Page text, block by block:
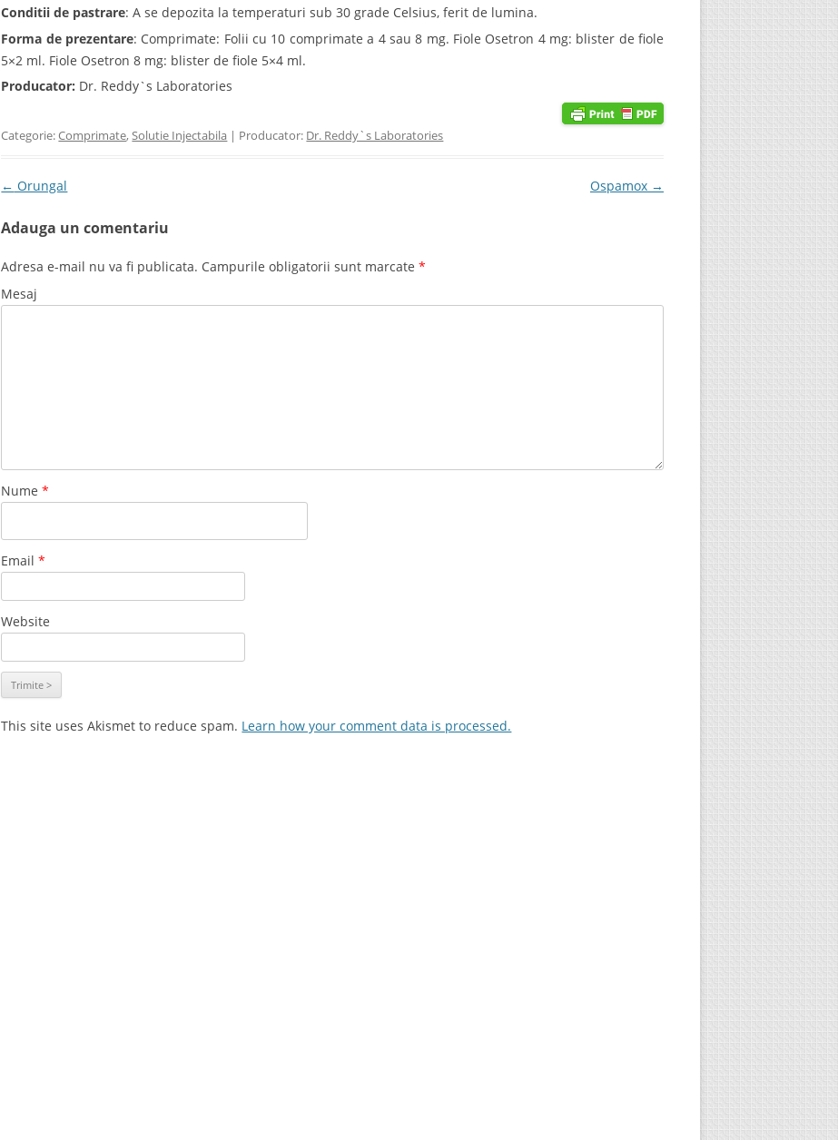
Conditii de pastrare: A se depozita la temperaturi sub 30 grade Celsius, ferit de lumina.
Forma de prezentare: Comprimate: Folii cu 10 comprimate a 4 sau 8 mg. Fiole Osetron 4 mg: blister de fiole
5×2 ml. Fiole Osetron 8 mg: blister de fiole 5×4 ml.
Producator: Dr. Reddy`s Laboratories
Categorie:Comprimate,Solutie Injectabila | Producator: Dr. Reddy`s Laboratories
Post navigation
← Orungal Ospamox →
Adauga un comentariu
Adresa e-mail nu va fi publicata. Campurile obligatorii sunt marcate*
Mesaj
Nume*
Email*
Website
This site uses Akismet to reduce spam. Learn how your comment data is processed.